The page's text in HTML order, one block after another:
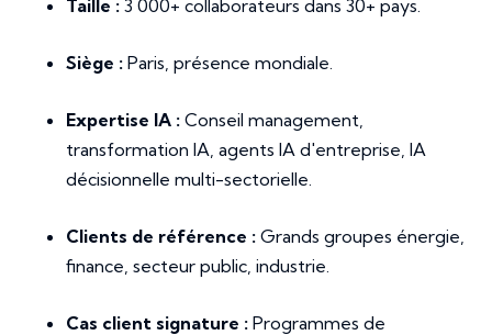
Taille : 3 000+ collaborateurs dans 30+ pays.
Siège : Paris, présence mondiale.
Expertise IA : Conseil management,
transformation IA, agents IA d'entreprise, IA
décisionnelle multi-sectorielle.
Clients de référence : Grands groupes énergie,
finance, secteur public, industrie.
Cas client signature : Programmes de